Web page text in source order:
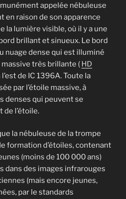
appelée nébuleuse
en raison de son apparence
la lumière visible, où il y a une
brillant et sinueux. Le bord
nuage dense qui est illuminé
très brillante ( HD
de IC 1396A. Toute la
par l’étoile massive, à
denses qui peuvent se
de l’étoile.
la nébuleuse de la trompe
formation d’étoiles, contenant
(moins de 100 000 ans)
dans des images infrarouges
(mais encore jeunes,
par le standards